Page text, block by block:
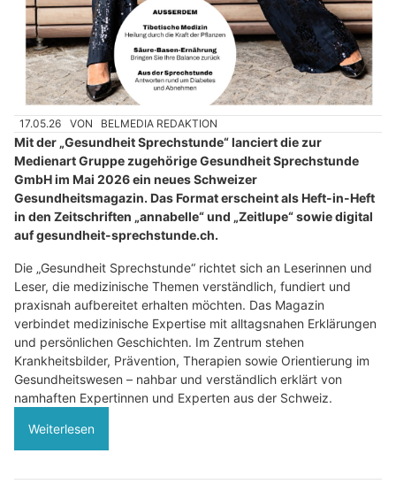
17.05.26 VON BELMEDIA REDAKTION
Mit der „Gesundheit Sprechstunde“ lanciert die zur
Medienart Gruppe zugehörige Gesundheit Sprechstunde
GmbH im Mai 2026 ein neues Schweizer
Gesundheitsmagazin. Das Format erscheint als Heft-in-Heft
in den Zeitschriften „annabelle“ und „Zeitlupe“ sowie digital
auf gesundheit-sprechstunde.ch.
Die „Gesundheit Sprechstunde“ richtet sich an Leserinnen und
Leser, die medizinische Themen verständlich, fundiert und
praxisnah aufbereitet erhalten möchten. Das Magazin
verbindet medizinische Expertise mit alltagsnahen Erklärungen
und persönlichen Geschichten. Im Zentrum stehen
Krankheitsbilder, Prävention, Therapien sowie Orientierung im
Gesundheitswesen – nahbar und verständlich erklärt von
namhaften Expertinnen und Experten aus der Schweiz.
Weiterlesen